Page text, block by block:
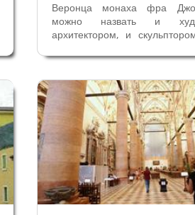
Веронца монаха фра
можно назвать и
архитектором, и
инкрустированные
церкви Санта Мария ин
Вазари написал,...
Архитектура
Искусство